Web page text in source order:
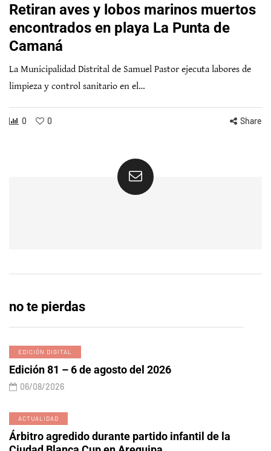
Retiran aves y lobos marinos muertos
encontrados en playa La Punta de
Camaná
La Municipalidad Distrital de Samuel Pastor ejecuta labores de
limpieza y control sanitario en el…
0 0 Share
no te pierdas
EDICIÓN DIGITAL
Edición 81 – 6 de agosto del 2026
06/08/2026
ACTUALIDAD
Árbitro agredido durante partido infantil de la